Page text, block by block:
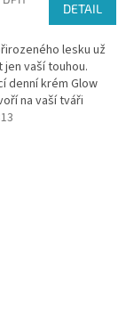
DETAIL
lesku už
jen vaší touhou.
denní krém Glow
na vaší tváři
díky kterému